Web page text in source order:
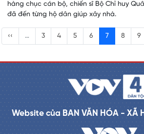
hàng chục cán bộ, chiến sĩ Bộ Chỉ huy
đã đến từng hộ dân giúp xây nhà.
‹‹ … 3 4 5 6 7 8 9
Website của BAN VĂN HÓA - XÃ